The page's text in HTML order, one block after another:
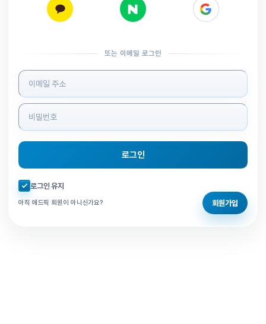
또는 이메일 로그인
로그인 정보 입력
로그인
자동로그인 체크
로그인 유지
아직 애드픽 회원이 아니신가요? 회원가입